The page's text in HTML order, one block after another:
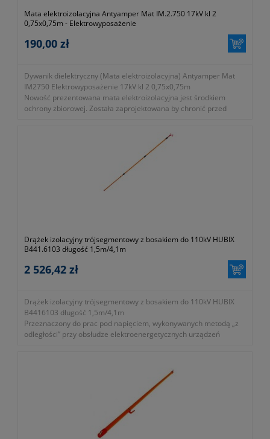
Mata elektroizolacyjna Antyamper Mat IM.2.750 17kV kl 2
0,75x0,75m - Elektrowyposażenie
190,00 zł
Dywanik dielektryczny (Mata elektroizolacyjna) Antyamper Mat
IM2750 Elektrowyposażenie 17kV kl 2 0,75x0,75m
Nowość prezentowana mata elektroizolacyjna jest środkiem
ochrony zbiorowej. Została zaprojektowana by chronić przed
kwadratowych płyt o wymiarach 750 mm na 750 mm.
- numer katalogowy IM.2.750
Drążek izolacyjny trójsegmentowy z bosakiem do 110kV HUBIX
B441.6103 długość 1,5m/4,1m
2 526,42 zł
Drążek izolacyjny trójsegmentowy z bosakiem do 110kV HUBIX
B4416103 długość 1,5m/4,1m
Przeznaczony do prac pod napięciem, wykonywanych metodą „z
odległości” przy obsłudze elektroenergetycznych urządzeń
- długość (złożony, rozłożony): 1,5m/4,1M